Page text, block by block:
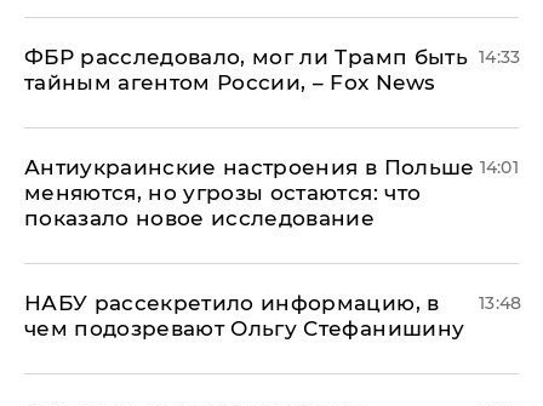
ФБР расследовало, мог ли Трамп быть
тайным агентом России, – Fox News
14:33
Антиукраинские настроения в Польше
меняются, но угрозы остаются: что
показало новое исследование
14:01
НАБУ рассекретило информацию, в
чем подозревают Ольгу Стефанишину
13:48